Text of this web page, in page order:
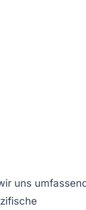
uns